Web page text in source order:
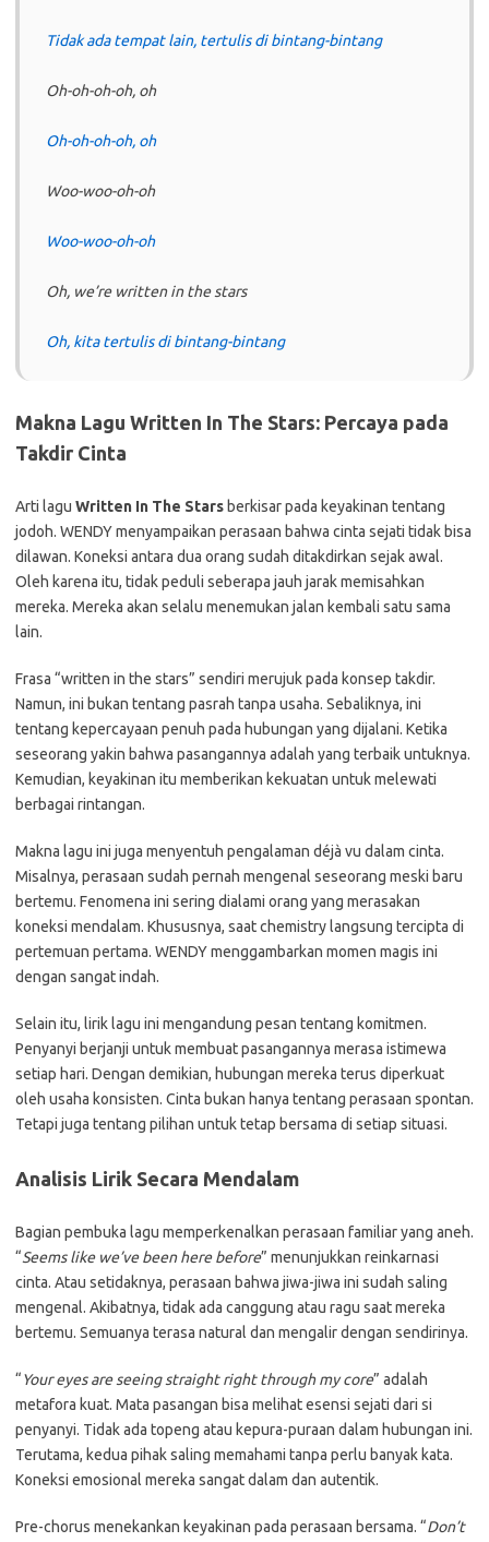
Tidak ada tempat lain, tertulis di bintang-bintang
Oh-oh-oh-oh, oh
Oh-oh-oh-oh, oh
Woo-woo-oh-oh
Woo-woo-oh-oh
Oh, we’re written in the stars
Oh, kita tertulis di bintang-bintang
Makna Lagu Written In The Stars: Percaya pada
Takdir Cinta
Arti lagu Written In The Stars berkisar pada keyakinan tentang
jodoh. WENDY menyampaikan perasaan bahwa cinta sejati tidak bisa
dilawan. Koneksi antara dua orang sudah ditakdirkan sejak awal.
Oleh karena itu, tidak peduli seberapa jauh jarak memisahkan
mereka. Mereka akan selalu menemukan jalan kembali satu sama
lain.
Frasa “written in the stars” sendiri merujuk pada konsep takdir.
Namun, ini bukan tentang pasrah tanpa usaha. Sebaliknya, ini
tentang kepercayaan penuh pada hubungan yang dijalani. Ketika
seseorang yakin bahwa pasangannya adalah yang terbaik untuknya.
Kemudian, keyakinan itu memberikan kekuatan untuk melewati
berbagai rintangan.
Makna lagu ini juga menyentuh pengalaman déjà vu dalam cinta.
Misalnya, perasaan sudah pernah mengenal seseorang meski baru
bertemu. Fenomena ini sering dialami orang yang merasakan
koneksi mendalam. Khususnya, saat chemistry langsung tercipta di
pertemuan pertama. WENDY menggambarkan momen magis ini
dengan sangat indah.
Selain itu, lirik lagu ini mengandung pesan tentang komitmen.
Penyanyi berjanji untuk membuat pasangannya merasa istimewa
setiap hari. Dengan demikian, hubungan mereka terus diperkuat
oleh usaha konsisten. Cinta bukan hanya tentang perasaan spontan.
Tetapi juga tentang pilihan untuk tetap bersama di setiap situasi.
Analisis Lirik Secara Mendalam
Bagian pembuka lagu memperkenalkan perasaan familiar yang aneh.
“Seems like we’ve been here before” menunjukkan reinkarnasi
cinta. Atau setidaknya, perasaan bahwa jiwa-jiwa ini sudah saling
mengenal. Akibatnya, tidak ada canggung atau ragu saat mereka
bertemu. Semuanya terasa natural dan mengalir dengan sendirinya.
“Your eyes are seeing straight right through my core” adalah
metafora kuat. Mata pasangan bisa melihat esensi sejati dari si
penyanyi. Tidak ada topeng atau kepura-puraan dalam hubungan ini.
Terutama, kedua pihak saling memahami tanpa perlu banyak kata.
Koneksi emosional mereka sangat dalam dan autentik.
Pre-chorus menekankan keyakinan pada perasaan bersama. “Don’t